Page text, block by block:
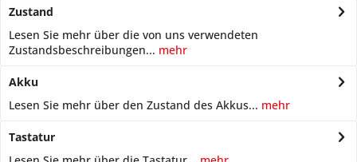
Zustand
Lesen Sie mehr über die von uns verwendeten
Zustandsbeschreibungen... mehr
Akku
Lesen Sie mehr über den Zustand des Akkus... mehr
Tastatur